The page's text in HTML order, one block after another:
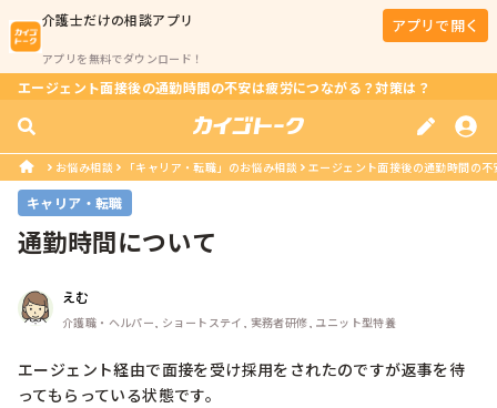
介護士だけの相談アプリ
アプリを無料でダウンロード！
アプリで開く
エージェント面接後の通勤時間の不安は疲労につながる？対策は？
お悩み相談 「キャリア・転職」のお悩み相談 エージェント面接後の通勤時間の
キャリア・転職
通勤時間について
えむ
介護職・ヘルパー, ショートステイ, 実務者研修, ユニット型特養
エージェント経由で面接を受け採用をされたのですが返事を待
ってもらっている状態です。